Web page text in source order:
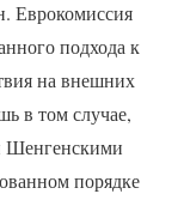
Еврокомиссия
подхода к
на внешних
в том случае,
Шенгенскими
порядке